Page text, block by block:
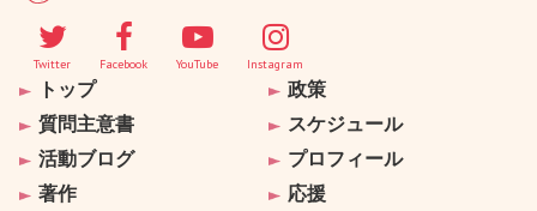
Twitter Facebook YouTube Instagram
トップ
政策
質問主意書
スケジュール
活動ブログ
プロフィール
著作
応援